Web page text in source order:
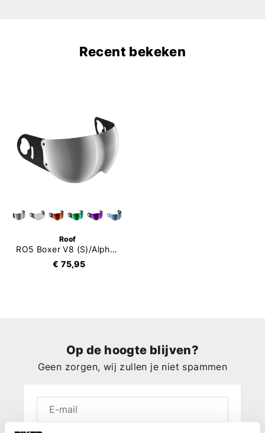
Recent bekeken
Roof
RO5 Boxer V8 (S)/Alpha Vizier
€ 75,95
Op de hoogte blijven?
Geen zorgen, wij zullen je niet spammen